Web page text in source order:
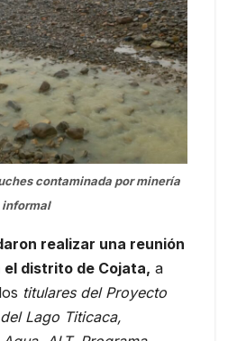
contaminada por minería
informal
realizar una reunión
el distrito de Cojata, a
titulares del Proyecto
Lago Titicaca,